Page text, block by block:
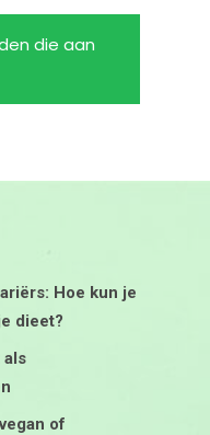
die aan
Hoe kun je
dieet?
als
of